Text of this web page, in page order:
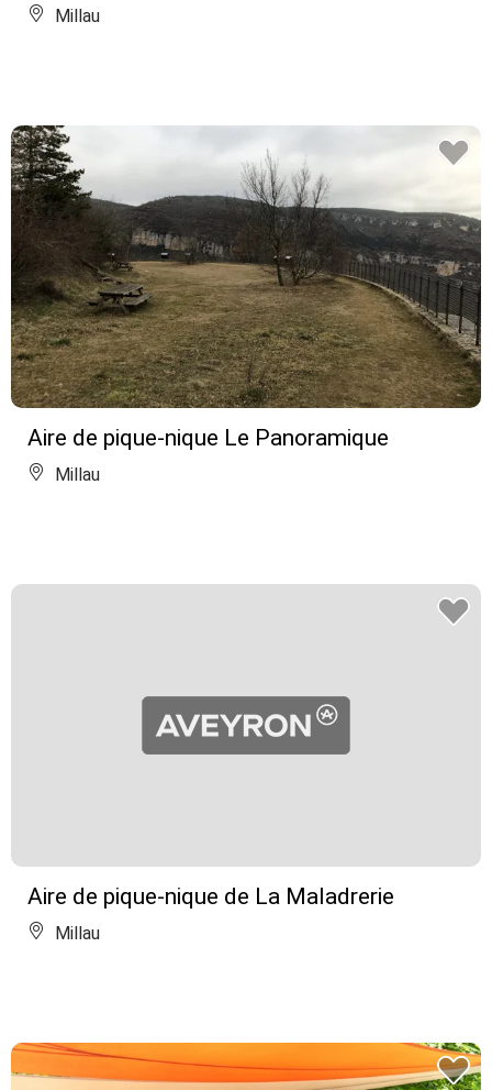
Millau
Aire de pique-nique Le Panoramique
Millau
Aire de pique-nique de La Maladrerie
Millau